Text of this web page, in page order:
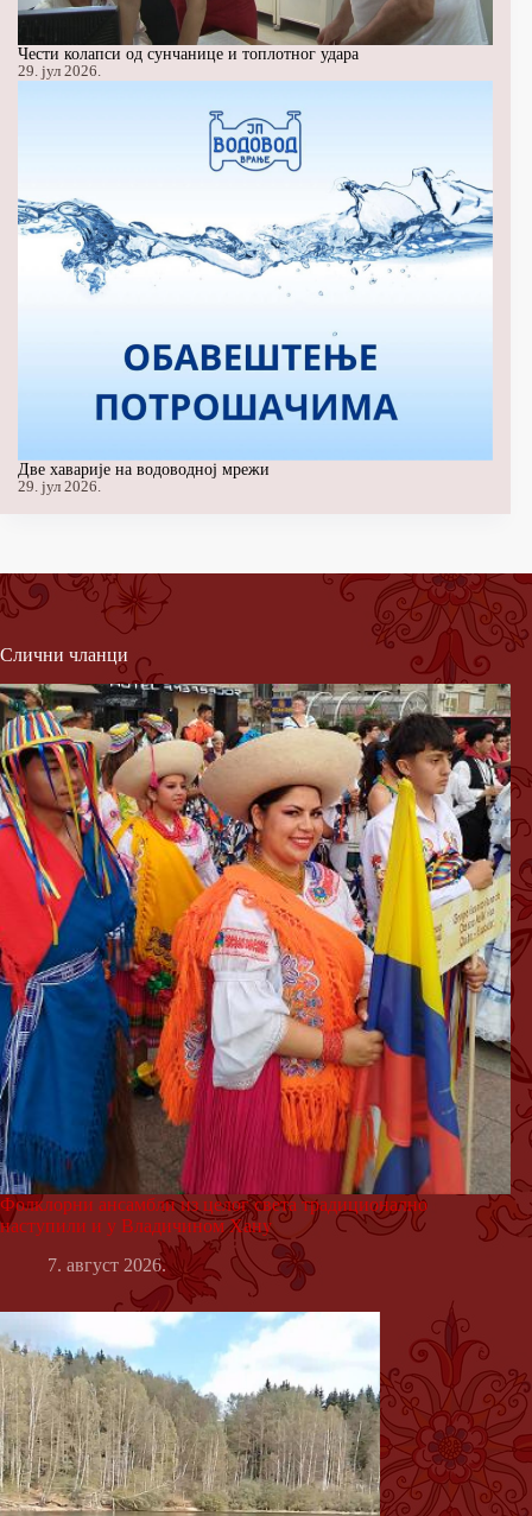
Чести колапси од сунчанице и топлотног удара
29. јул 2026.
Две хаварије на водоводној мрежи
29. јул 2026.
Слични чланци
Фолклорни ансамбли из целог света традиционално
наступили и у Владичином Хану
7. август 2026.